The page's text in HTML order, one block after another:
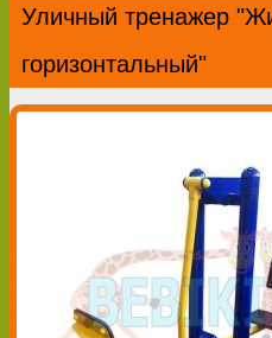
Уличный тренажер
горизонтальный"